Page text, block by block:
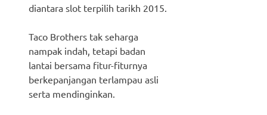
diantara slot terpilih tarikh 2015.
Taco Brothers tak seharga
nampak indah, tetapi badan
lantai bersama fitur-fiturnya
berkepanjangan terlampau asli
serta mendinginkan.